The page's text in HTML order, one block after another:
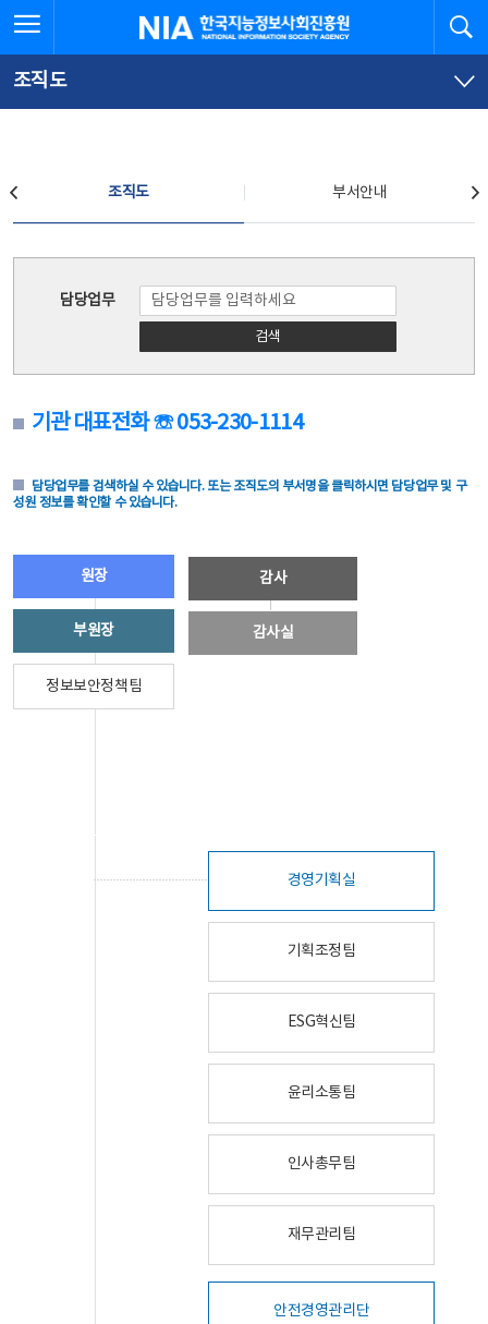
문
로
가
체
뉴
바
가
한국지능정보사회진흥원
조직도
조직도 부서안내
담당업무
검색
기관 대표전화 ☏ 053-230-1114
담당업무를 검색하실 수 있습니다. 또는 조직도의 부서명을 클릭하시면 담당업무 및 구
성원 정보를 확인할 수 있습니다.
원장
부원장
정보보안정책팀
감사
감사실
경영기획실
기획조정팀
ESG혁신팀
윤리소통팀
인사총무팀
재무관리팀
안전경영관리단